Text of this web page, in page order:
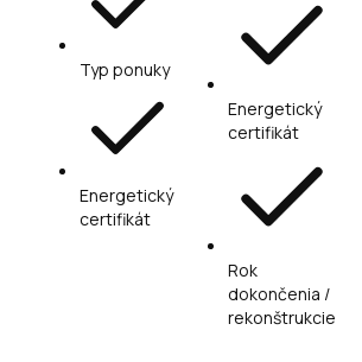
Typ ponuky
Energetický
certifikát
Energetický
certifikát
Rok
dokončenia /
rekonštrukcie